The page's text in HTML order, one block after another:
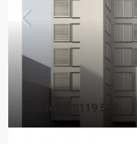
U$S119.500